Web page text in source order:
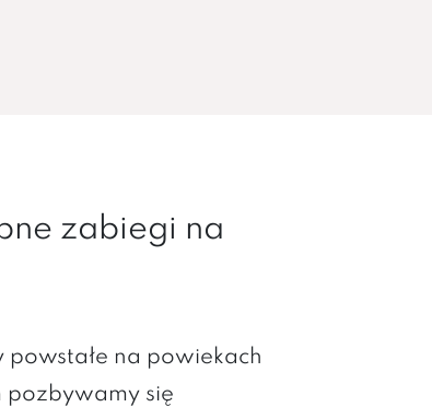
zabiegi na
na powiekach
pozbywamy się